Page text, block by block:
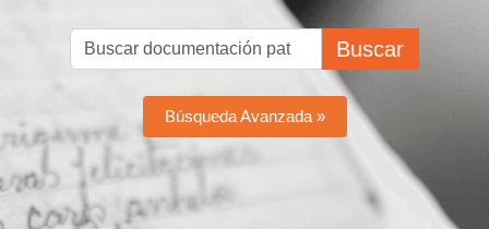
Buscar
Búsqueda Avanzada »